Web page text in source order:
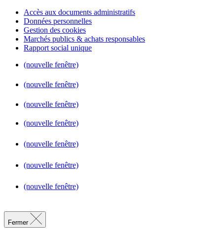
Accès aux documents administratifs
Données personnelles
Gestion des cookies
Marchés publics & achats responsables
Rapport social unique
(nouvelle fenêtre)
(nouvelle fenêtre)
(nouvelle fenêtre)
(nouvelle fenêtre)
(nouvelle fenêtre)
(nouvelle fenêtre)
(nouvelle fenêtre)
Fermer